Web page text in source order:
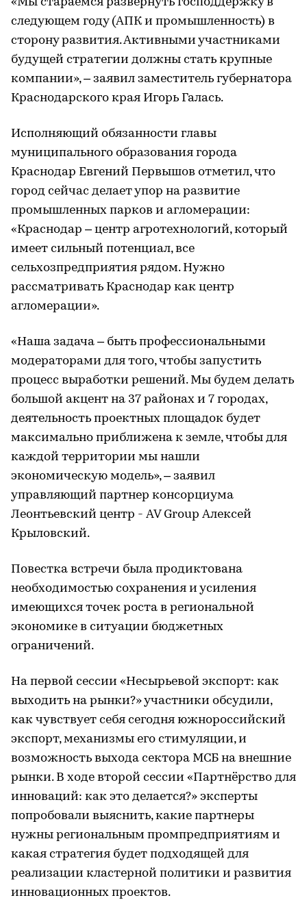
следующем году (АПК и промышленность) в
сторону развития. Активными участниками
будущей стратегии должны стать крупные
компании», – заявил заместитель губернатора
Краснодарского края Игорь Галась.
Исполняющий обязанности главы
муниципального образования города
Краснодар Евгений Первышов отметил, что
город сейчас делает упор на развитие
промышленных парков и агломерации:
«Краснодар – центр агротехнологий, который
имеет сильный потенциал, все
сельхозпредприятия рядом. Нужно
рассматривать Краснодар как центр
агломерации».
«Наша задача – быть профессиональными
модераторами для того, чтобы запустить
процесс выработки решений. Мы будем делать
большой акцент на 37 районах и 7 городах,
деятельность проектных площадок будет
максимально приближена к земле, чтобы для
каждой территории мы нашли
экономическую модель», – заявил
управляющий партнер консорциума
Леонтьевский центр - AV Group Алексей
Крыловский.
Повестка встречи была продиктована
необходимостью сохранения и усиления
имеющихся точек роста в региональной
экономике в ситуации бюджетных
ограничений.
На первой сессии «Несырьевой экспорт: как
выходить на рынки?» участники обсудили,
как чувствует себя сегодня южнороссийский
экспорт, механизмы его стимуляции, и
возможность выхода сектора МСБ на внешние
рынки. В ходе второй сессии «Партнёрство для
инноваций: как это делается?» эксперты
попробовали выяснить, какие партнеры
нужны региональным промпредприятиям и
какая стратегия будет подходящей для
реализации кластерной политики и развития
инновационных проектов.